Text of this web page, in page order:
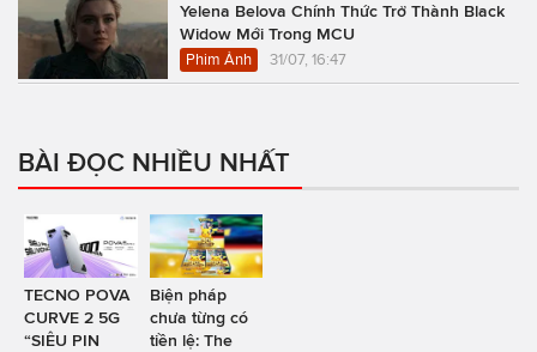
Yelena Belova Chính Thức Trở Thành Black
Widow Mới Trong MCU
Phim Ảnh 31/07, 16:47
BÀI ĐỌC NHIỀU NHẤT
TECNO POVA
CURVE 2 5G
“SIÊU PIN
Biện pháp
chưa từng có
tiền lệ: The